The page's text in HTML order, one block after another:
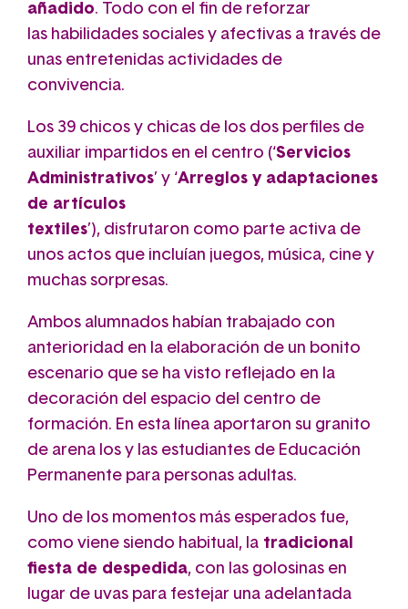
añadido. Todo con el fin de reforzar
las habilidades sociales y afectivas a través de
unas entretenidas actividades de
convivencia.
Los 39 chicos y chicas de los dos perfiles de
auxiliar impartidos en el centro (‘Servicios
Administrativos’ y ‘Arreglos y adaptaciones
de artículos
textiles’), disfrutaron como parte activa de
unos actos que incluían juegos, música, cine y
muchas sorpresas.
Ambos alumnados habían trabajado con
anterioridad en la elaboración de un bonito
escenario que se ha visto reflejado en la
decoración del espacio del centro de
formación. En esta línea aportaron su granito
de arena los y las estudiantes de Educación
Permanente para personas adultas.
Uno de los momentos más esperados fue,
como viene siendo habitual, la tradicional
fiesta de despedida, con las golosinas en
lugar de uvas para festejar una adelantada